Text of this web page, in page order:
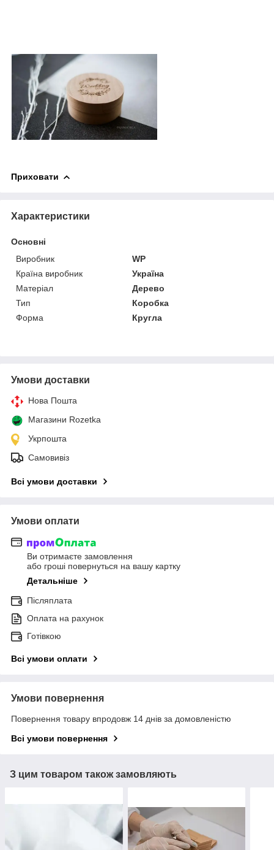
Приховати
Характеристики
Основні
Виробник
WP
Країна виробник
Україна
Матеріал
Дерево
Тип
Коробка
Форма
Кругла
Умови доставки
Нова Пошта
Магазини Rozetka
Укрпошта
Самовивіз
Всі умови доставки
Умови оплати
Ви отримаєте замовлення
або гроші повернуться на вашу картку
Детальніше
Післяплата
Оплата на рахунок
Готівкою
Всі умови оплати
Умови повернення
Повернення товару впродовж 14 днів за домовленістю
Всі умови повернення
З цим товаром також замовляють